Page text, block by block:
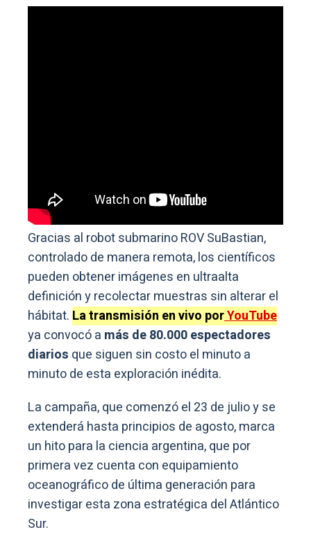
Gracias al robot submarino ROV SuBastian,
controlado de manera remota, los científicos
pueden obtener imágenes en ultraalta
definición y recolectar muestras sin alterar el
hábitat. La transmisión en vivo porYouTube
ya convocó a más de 80.000 espectadores
diarios que siguen sin costo el minuto a
minuto de esta exploración inédita.
La campaña, que comenzó el 23 de julio y se
extenderá hasta principios de agosto, marca
un hito para la ciencia argentina, que por
primera vez cuenta con equipamiento
oceanográfico de última generación para
investigar esta zona estratégica del Atlántico
Sur.